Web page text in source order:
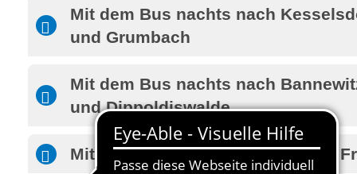
Mit dem Bus nachts nach
und Grumbach
Mit dem Bus nachts nach
und Dippoldiswalde
Mit S-Bahn und Bus nachts nach